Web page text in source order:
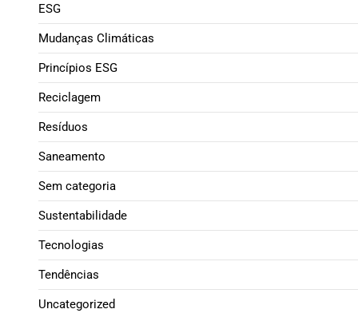
ESG
Mudanças Climáticas
Princípios ESG
Reciclagem
Resíduos
Saneamento
Sem categoria
Sustentabilidade
Tecnologias
Tendências
Uncategorized